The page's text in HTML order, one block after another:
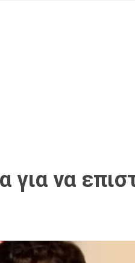
για να